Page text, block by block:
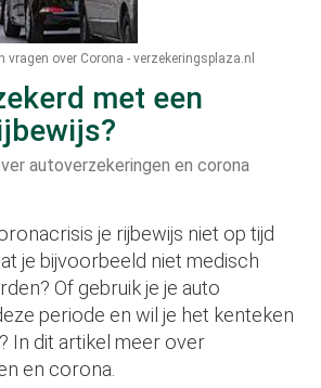
vragen over Corona - verzekeringsplaza.nl
met een
autoverzekeringen en corona
je rijbewijs niet op tijd
je bijvoorbeeld niet medisch
Of gebruik je je auto
periode en wil je het kenteken
In dit artikel meer over
en corona.